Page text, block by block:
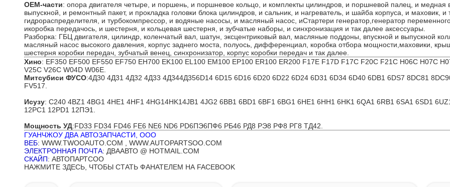
OEM-части: опора двигателя четыре, и поршень, и поршневое кольцо, и комплекты цилиндров, и поршневой палец, и медная
выпускной, и ремонтный пакет, и прокладка головки блока цилиндров, и сальник, и нагреватель, и шайба корпуса, и маховик,
гидрораспределителя, и турбокомпрессор, и водяные насосы, и масляный насос, иСтартери генератор, генератор
икоробка передачось, и шестерня, и кольцевая шестерня, и зубчатые наборы, и синхронизация и так далее аксессуары.
Разборка: ГБЦ двигателя, цилиндр, коленчатый вал, шатун, эксцентриковый вал, масляные поддоны, впускной и выпускной
масляный насос высокого давления, корпус заднего моста, полуось, дифференциал, коробка отбора мощности, маховики ,
шестерня коробки передач, зубчатый венец, синхронизатор, корпус коробки передач и так далее.
Хино: EF350 EF500 EF550 EF750 EH700 EK100 EL100 EM100 EP100 ER100 ER200 F17E F17D F17C F20C F21C H06C H07C
V25C V26C W04D W06E.
Митсубиси ФУСО:4Д30 4Д31 4Д32 4Д33 4Д344Д356D14 6D15 6D16 6D20 6D22 6D24 6D31 6D34 6D40 6DB1 6DS7 8DC81
FV517
Исузу: C240 ​​4BZ1 4BG1 4HE1 4HF1 4HG14HK14JB1 4JG2 6BB1 6BD1 6BF1 6BG1 6HE1 6HH1 6HK1 6QA1 6RB1 6SA1 6SD1
12PC1 12PD1 12ПЭ1.
Мощность УД:FD33 FD34 FD46 FE6 NE6 ND6 PD6ПЭ6ПФ6 РБ46 РД8 РЭ8 РФ8 РГ8 ТД42.
ГУАНЧЖОУ ДВА АВТОЗАПЧАСТИ, ООО
ВЕБ: WWW.TWOOAUTO.COM , WWW.AUTOPARTSOO.COM
ЭЛЕКТРОННАЯ ПОЧТА: ДВААВТО @ HOTMAIL.COM
СКАЙП: АВТОПАРТСОО
НАЖМИТЕ ЗДЕСЬ, ЧТОБЫ СТАТЬ ФАНАТЕЛЕМ НА FACEBOOK